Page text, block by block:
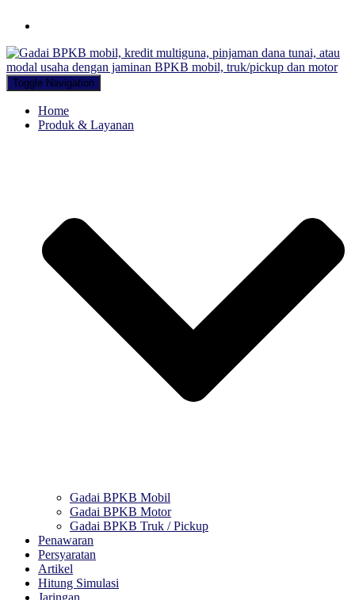
Toggle Navigation
Home
Produk & Layanan
Gadai BPKB Mobil
Gadai BPKB Motor
Gadai BPKB Truk / Pickup
Penawaran
Persyaratan
Artikel
Hitung Simulasi
Jaringan